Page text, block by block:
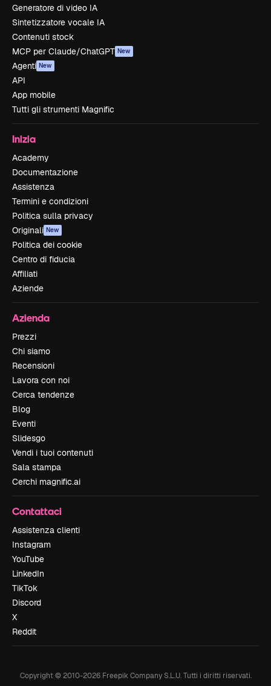
Generatore di video IA
Sintetizzatore vocale IA
Contenuti stock
MCP per Claude/ChatGPT New
Agenti New
API
App mobile
Tutti gli strumenti Magnific
Inizia
Academy
Documentazione
Assistenza
Termini e condizioni
Politica sulla privacy
Originali New
Politica dei cookie
Centro di fiducia
Affiliati
Aziende
Azienda
Prezzi
Chi siamo
Recensioni
Lavora con noi
Cerca tendenze
Blog
Eventi
Slidesgo
Vendi i tuoi contenuti
Sala stampa
Cerchi magnific.ai
Contattaci
Assistenza clienti
Instagram
YouTube
LinkedIn
TikTok
Discord
X
Reddit
Copyright © 2010-2026Freepik Company S.L.U. Tutti i diritti riservati.